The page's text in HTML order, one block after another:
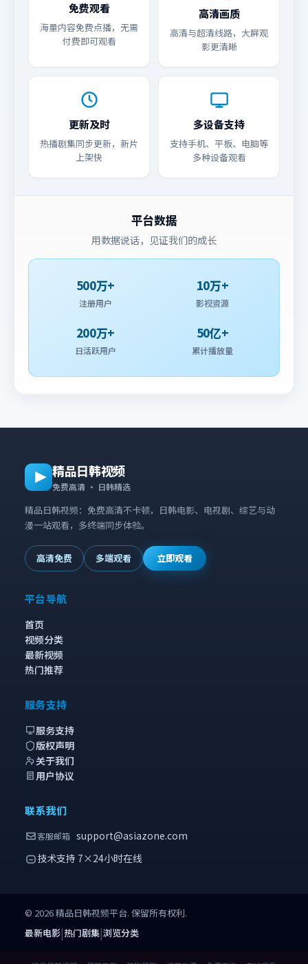
免费观看
海量内容免费点播，无需
付费即可观看
高清画质
高清与超清线路，大屏观
影更清晰
更新及时
热播剧集同步更新，新片
上架快
多设备支持
支持手机、平板、电脑等
多种设备观看
平台数据
用数据说话，见证我们的成长
500万+
注册用户
10万+
影视资源
200万+
日活跃用户
50亿+
累计播放量
精品日韩视频
免费高清 · 日韩精选
精品日韩视频：免费高清不卡顿，日韩电影、电视剧、综艺与动
漫一站观看，多终端同步体验。
高清免费 多端观看 立即观看
平台导航
首页
视频分类
最新视频
热门推荐
服务支持
服务支持
版权声明
关于我们
用户协议
联系我们
客服邮箱 support@asiazone.com
技术支持 7×24小时在线
© 2026精品日韩视频平台. 保留所有权利.
最新电影|热门剧集|浏览分类